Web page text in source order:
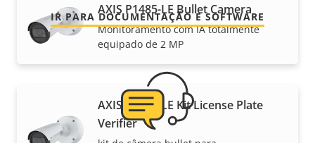
AXIS P1485-LE Bullet Camera
Monitoramento com IA totalmente
equipado de 2 MP
AXIS P1485-LE Kit License Plate
Verifier
IR PARA DOCUMENTAÇÃO E SOFTWARE